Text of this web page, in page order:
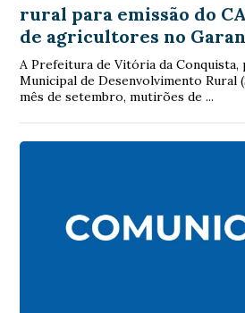
rural para emissão do
de agricultores no
A Prefeitura de Vitória da
Municipal de Desenvolvimento Rural
mês de setembro, mutirões de ...